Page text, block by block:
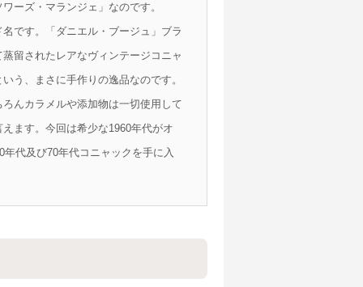
ーズ・マランジェ」なのです。
です。「ダニエル・ブージュ」ブラ
留されたレアなヴィンテージコニャ
う、まさに手作りの逸品なのです。
んカラメルや添加物は一切使用して
ます。今回は希少な1960年代がオ
代及び70年代コニャックを手に入